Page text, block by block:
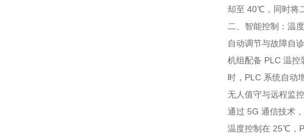
却至 40℃，同时将
二、智能控制：温
自动调节与故障自
机组配备 PLC 温控
时，PLC 系统自动
无人值守与远程监控
通过 5G 通信技术
温度控制在 25℃，